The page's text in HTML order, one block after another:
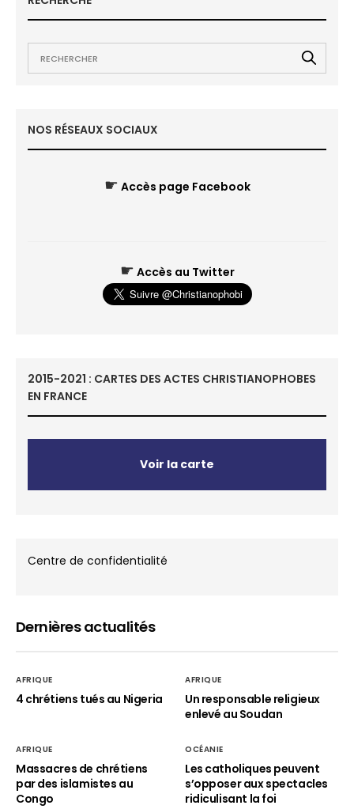
NOS RÉSEAUX SOCIAUX
☛ Accès page Facebook
☛ Accès au Twitter
2015-2021 : CARTES DES ACTES CHRISTIANOPHOBES
EN FRANCE
Voir la carte
Centre de confidentialité
Dernières actualités
AFRIQUE
4 chrétiens tués au Nigeria
AFRIQUE
Un responsable religieux
enlevé au Soudan
AFRIQUE
Massacres de chrétiens
par des islamistes au
Congo
OCÉANIE
Les catholiques peuvent
s’opposer aux spectacles
ridiculisant la foi